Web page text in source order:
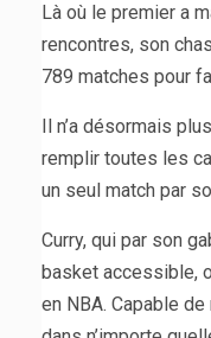
Là où le premier a
rencontres, son
789 matches pour
Il n’a désormais
remplir toutes les
un seul match par
Curry, qui par son
basket accessible,
en NBA. Capable